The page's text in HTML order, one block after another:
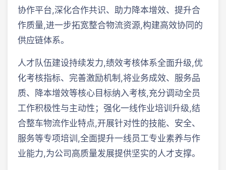
协作平台,深化合作共识、助力降本增效、提升合
作质量,进一步拓宽整合物流资源,构建高效协同的
供应链体系。
人才队伍建设持续发力,绩效考核体系全面升级,优
化考核指标、完善激励机制,将业务成效、服务品
质、降本增效等核心目标纳入考核,充分调动全员
工作积极性与主动性；强化一线作业培训升级,结
合整车物流作业特点,开展针对性的技能、安全、
服务等专项培训,全面提升一线员工专业素养与作
业能力,为公司高质量发展提供坚实的人才支撑。